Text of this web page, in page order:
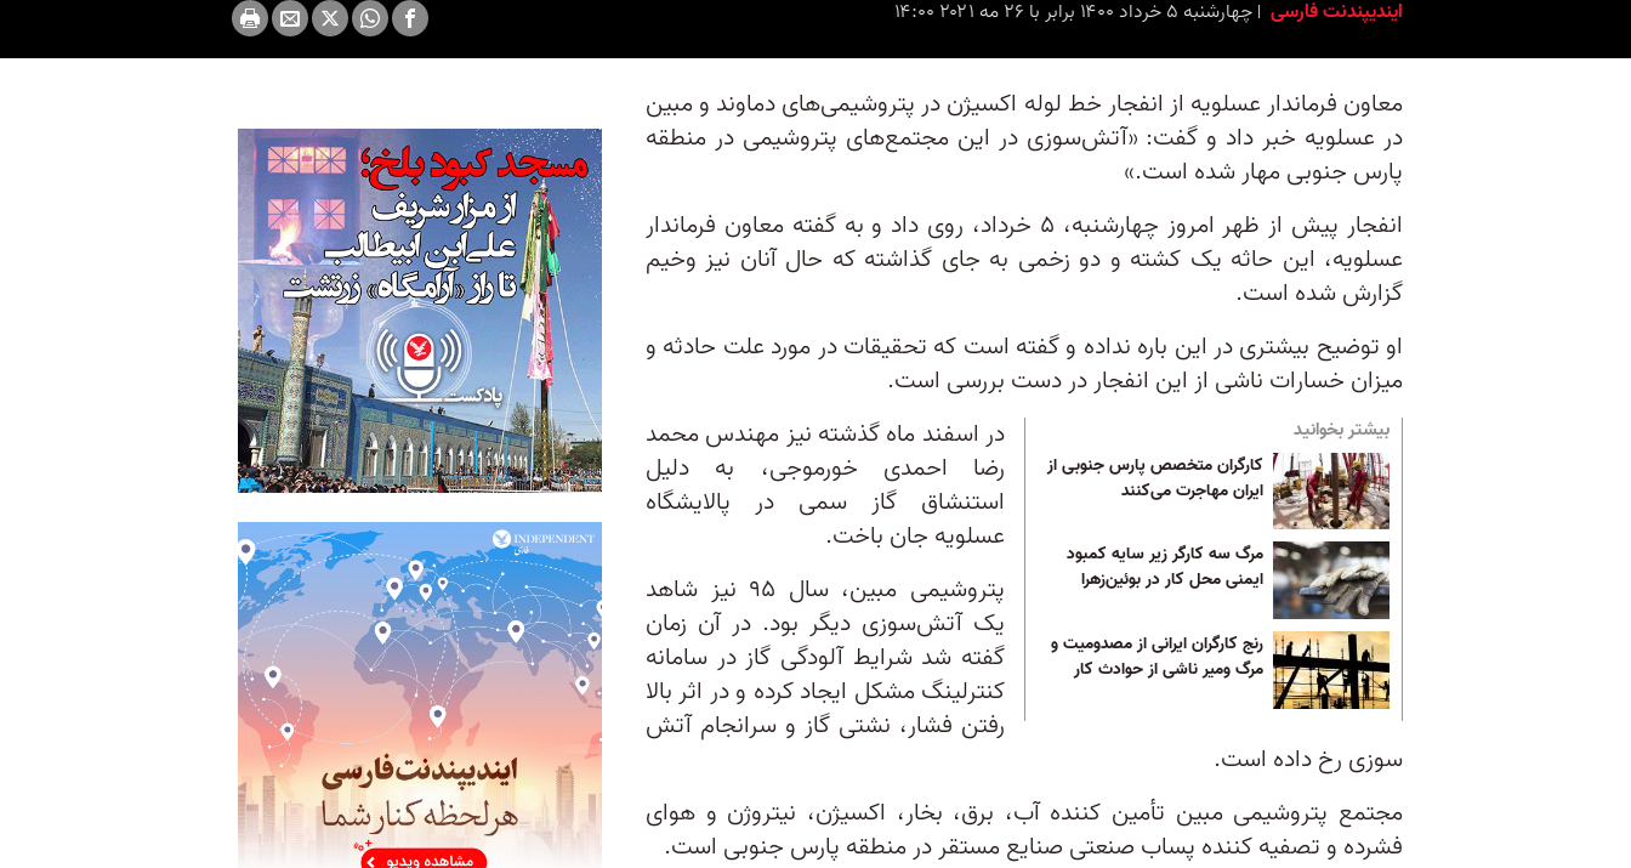
ایندیپندنت فارسی چهارشنبه ۵ خرداد ۱۴۰۰ برابر با ۲۶ مه ۲۰۲۱ ۱۴:۰۰
معاون فرماندار عسلویه از انفجار خط لوله اکسیژن در پتروشیمی‌های دماوند و مبین
در عسلویه خبر داد و گفت: «آتش‌سوزی در این مجتمع‌های پتروشیمی در منطقه
پارس جنوبی مهار شده است.»
انفجار پیش از ظهر امروز چهارشنبه، ۵ خرداد، روی داد و به گفته معاون فرماندار
عسلویه، این حاثه یک کشته و دو زخمی به جای گذاشته که حال آنان نیز وخیم
گزارش شده است.
او توضیح بیشتری در این باره نداده و گفته است که تحقیقات در مورد علت حادثه و
میزان خسارات ناشی از این انفجار در دست بررسی است.
بیشتر بخوانید
کارگران متخصص پارس جنوبی از
ایران مهاجرت می‌کنند
مرگ سه کارگر زیر سایه کمبود
ایمنی محل کار در بوئین‌زهرا
رنج کارگران ایرانی از مصدومیت و
مرگ ومیر ناشی از حوادث کار
در اسفند ماه گذشته نیز مهندس محمد
رضا احمدی خورموجی، به دلیل
استنشاق گاز سمی در پالایشگاه
عسلویه جان باخت.
پتروشیمی مبین، سال ۹۵ نیز شاهد
یک آتش‌سوزی دیگر بود. در آن زمان
گفته شد شرایط آلودگی گاز در سامانه
کنترلینگ مشکل ایجاد کرده و در اثر بالا
رفتن فشار، نشتی گاز و سرانجام آتش
سوزی رخ داده است.
مجتمع پتروشیمی مبین تأمین کننده آب، برق، بخار، اکسیژن، نیتروژن و هوای
فشرده و تصفیه کننده پساب‌ صنعتی صنایع مستقر در منطقه پارس جنوبی است.